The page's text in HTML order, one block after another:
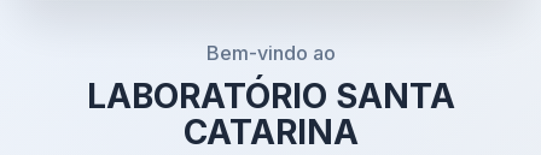
Bem-vindo ao
LABORATÓRIO SANTA
CATARINA